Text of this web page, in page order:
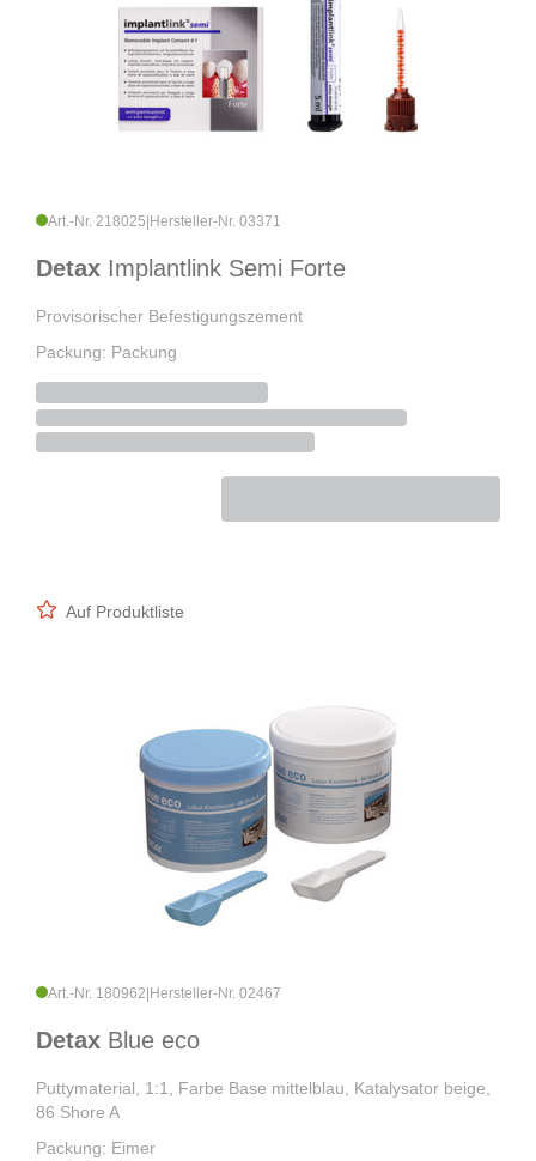
Art.-Nr. 218025 Hersteller-Nr. 03371
Detax Implantlink Semi Forte
Provisorischer Befestigungszement
Packung: Packung
Auf Produktliste
Art.-Nr. 180962 Hersteller-Nr. 02467
Detax Blue eco
Puttymaterial, 1:1, Farbe Base mittelblau, Katalysator beige,
86 Shore A
Packung: Eimer